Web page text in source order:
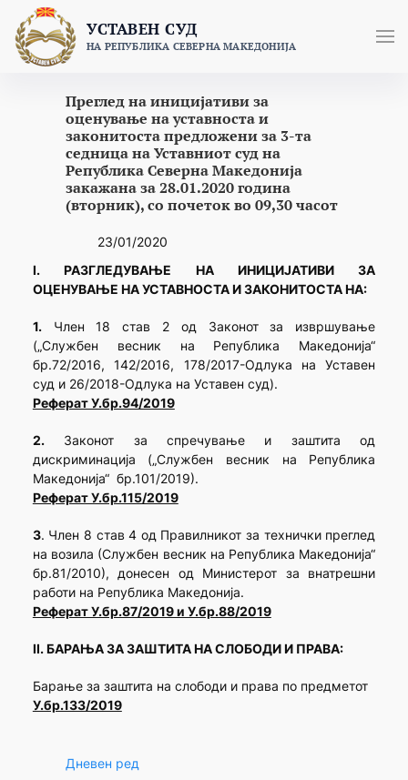
content
УСТАВЕН СУД
НА РЕПУБЛИКА СЕВЕРНА МАКЕДОНИЈА
Преглед на иницијативи за
оценување на уставноста и
законитоста предложени за 3-та
седница на Уставниот суд на
Република Северна Македонија
закажана за 28.01.2020 година
(вторник), со почеток во 09,30 часот
23/01/2020
I. РАЗГЛЕДУВАЊЕ НА ИНИЦИЈАТИВИ ЗА
ОЦЕНУВАЊЕ НА УСТАВНОСТА И ЗАКОНИТОСТА НА:
1.Член 18 став 2 од Законот за извршување
(„Службен весник на Република Македонија“
бр.72/2016, 142/2016, 178/2017-Одлука на Уставен
суд и 26/2018-Одлука на Уставен суд).
Реферат У.бр.94/2019
2.Законот за спречување и заштита од
дискриминација („Службен весник на Република
Маке­донија“ бр.101/2019).
Реферат У.бр.115/2019
3. Член 8 став 4 од Правилникот за технички преглед
на возила (Службен весник на Република Македонија“
бр.81/2010), донесен од Министерот за внатрешни
работи на Република Македонија.
Реферат У.бр.87/2019 и У.бр.88/2019
II. БАРАЊА ЗА ЗАШТИТА НА СЛОБОДИ И ПРАВА:
Барање за заштита на слободи и права по предметот
У.бр.133/2019
Дневен ред